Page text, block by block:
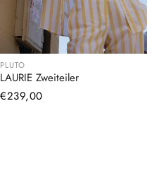
PLUTO
LAURIE Zweiteiler
Normaler
€239,00